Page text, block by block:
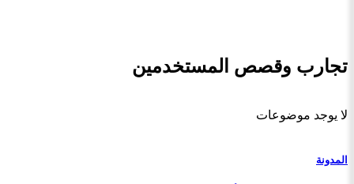
تجارب وقصص المستخدمين
لا يوجد موضوعات
المدونة